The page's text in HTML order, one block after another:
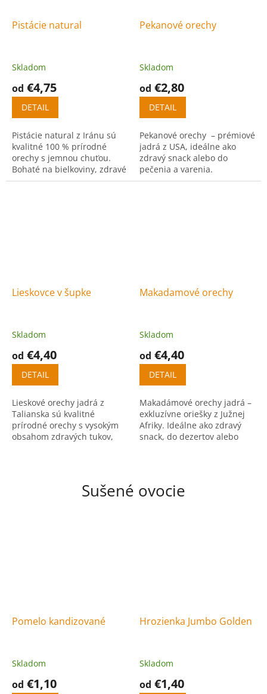
Pistácie natural
Skladom
od €4,75
DETAIL
Pistácie natural z Iránu sú
kvalitné 100 % prírodné
orechy s jemnou chuťou.
Bohaté na bielkoviny, zdravé
tuky a vlákninu, ideálne na
Pekanové orechy
Skladom
od €2,80
DETAIL
Pekanové orechy – prémiové
jadrá z USA, ideálne ako
zdravý snack alebo do
pečenia a varenia.
Lieskovce v šupke
Skladom
od €4,40
DETAIL
Lieskové orechy jadrá z
Talianska sú kvalitné
prírodné orechy s vysokým
obsahom zdravých tukov,
Makadamové orechy
Skladom
od €4,40
DETAIL
Makadámové orechy jadrá –
exkluzívne oriešky z Južnej
Afriky. Ideálne ako zdravý
snack, do dezertov alebo
Sušené ovocie
Pomelo kandizované
Skladom
od €1,10
Hrozienka Jumbo Golden
Skladom
od €1,40